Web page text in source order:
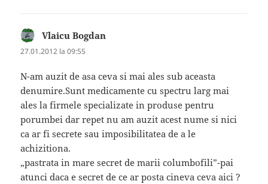
Vlaicu Bogdan
27.01.2012 la 09:55
N-am auzit de asa ceva si mai ales sub aceasta
denumire.Sunt medicamente cu spectru larg mai
ales la firmele specializate in produse pentru
porumbei dar repet nu am auzit acest nume si nici
ca ar fi secrete sau imposibilitatea de a le
achizitiona.
„pastrata in mare secret de marii columbofili”-pai
atunci daca e secret de ce ar posta cineva ceva aici ?